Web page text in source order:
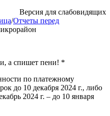
Версия для слабовидящих
/Отчеты перед
а спишет пени! *
по платежному
до 10 декабря 2024 г., либо
2024 г. – до 10 января